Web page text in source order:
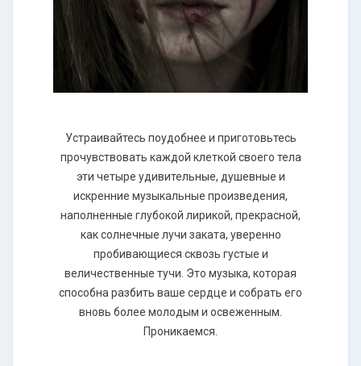
Устраивайтесь поудобнее и приготовьтесь
прочувствовать каждой клеткой своего тела
эти четыре удивительные, душевные и
искренние музыкальные произведения,
наполненные глубокой лирикой, прекрасной,
как солнечные лучи заката, уверенно
пробивающиеся сквозь густые и
величественные тучи. Это музыка, которая
способна разбить ваше сердце и собрать его
вновь более молодым и освеженным.
Проникаемся.